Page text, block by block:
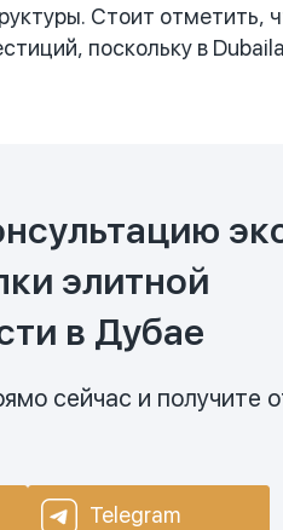
Стоит отметить,
поскольку в
элитной
в Дубае
сейчас и получите
Telegram